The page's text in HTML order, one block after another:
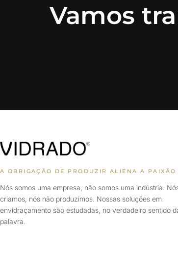
Vamos
A OBRIGAÇÃO DE PRODUZIR ALIENA A PAIXÃO
Nós somos uma empresa, não somos uma indústria.
criamos, nós não produzimos. Nossas soluções em
envidraçamento são estudadas, no verdadeiro sentido
palavra.